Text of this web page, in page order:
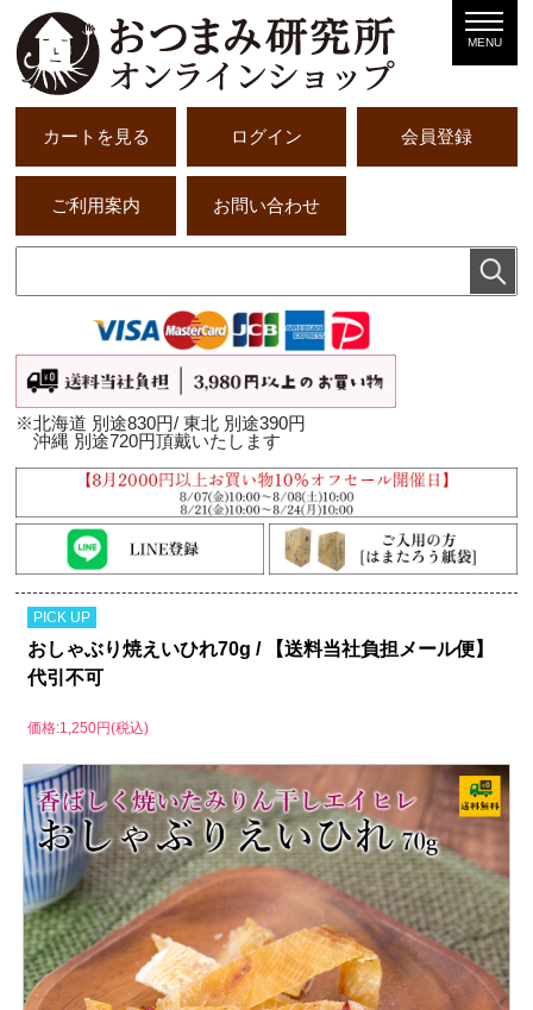
MENU
カートを見る ログイン 会員登録
ご利用案内 お問い合わせ
※北海道 別途830円/ 東北 別途390円
沖縄 別途720円頂戴いたします
PICK UP
おしゃぶり焼えいひれ70g / 【送料当社負担メール便】
代引不可
価格:1,250円(税込)